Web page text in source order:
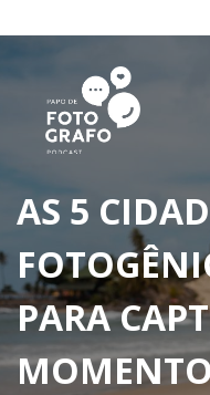
AS 5
PARA